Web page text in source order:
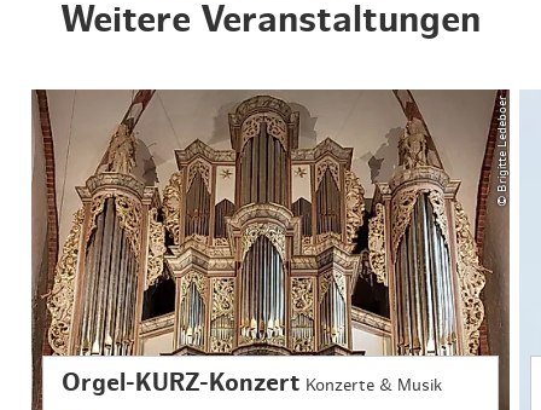
Weitere Veranstaltungen
© Brigitte Ledeboer
Orgel-KURZ-Konzert Konzerte & Musik